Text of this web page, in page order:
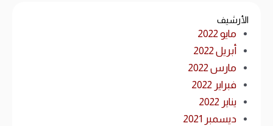
الأرشيف
مايو 2022
أبريل 2022
مارس 2022
فبراير 2022
يناير 2022
ديسمبر 2021